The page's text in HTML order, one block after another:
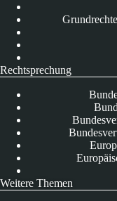
Rechtsprechung
Weitere Themen